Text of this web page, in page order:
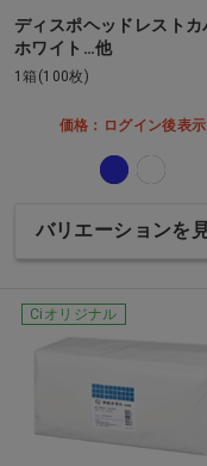
ディスポヘッドレストカ
ホワイト…他
1箱(100枚)
価格：ログイン後表示
バリエーションを
Ciオリジナル